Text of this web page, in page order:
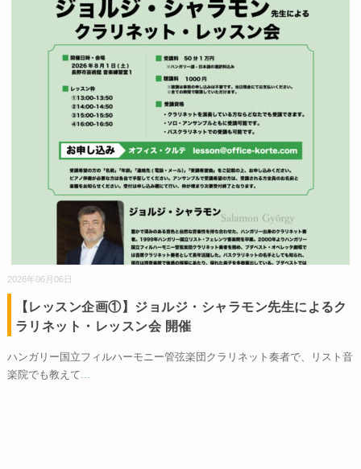
2026年06月06日
【レッスン企画①】ジョルジ・シャラモン先生によるク
ラリネット・レッスン会 開催
ハンガリー国立フィルハーモニー管弦楽団クラリネット奏者で、リスト音
楽院でも教えて...